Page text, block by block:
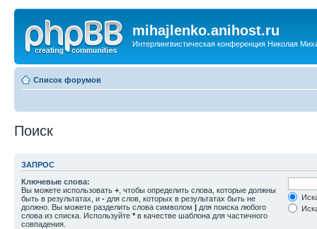
mihajlenko.anihost.ru
Интерлингвистическая конференция Николая
Список форумов
Поиск
ЗАПРОС
Ключевые слова:
Вы можете использовать + , чтобы определить слова, которые должны
быть в результатах, и - для слов, которых в результатах быть не
должно. Вы можете разделить слова символом | для поиска любого
слова из списка. Используйте * в качестве шаблона для частичного
совпадения.